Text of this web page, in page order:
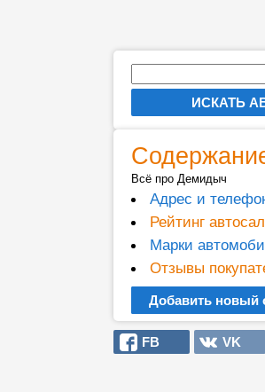
Всё про Демидыч
Адрес и
Рейтинг
Марки
Отзывы
Добавить новый
FB VK